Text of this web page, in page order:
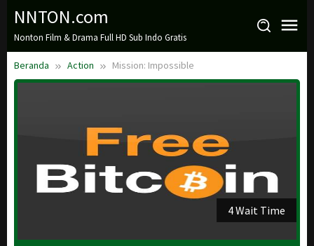
Loncat
konten
NNTON.com
Nonton Film & Drama Full HD Sub Indo Gratis
Beranda Action Mission: Impossible
3 Wait Time